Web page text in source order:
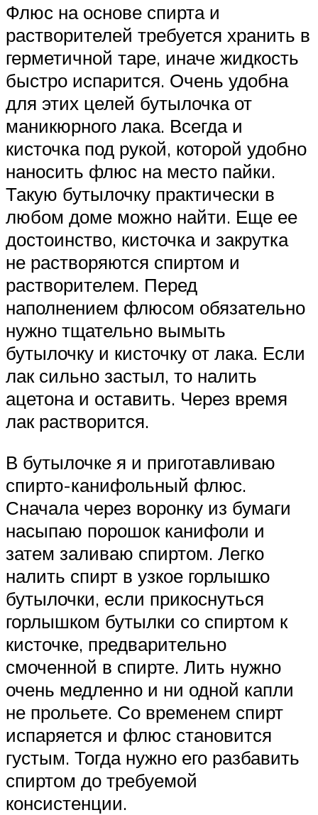
Флюс на основе спирта и
растворителей требуется хранить в
герметичной таре, иначе жидкость
быстро испарится. Очень удобна
для этих целей бутылочка от
маникюрного лака. Всегда и
кисточка под рукой, которой удобно
наносить флюс на место пайки.
Такую бутылочку практически в
любом доме можно найти. Еще ее
достоинство, кисточка и закрутка
не растворяются спиртом и
растворителем. Перед
наполнением флюсом обязательно
нужно тщательно вымыть
бутылочку и кисточку от лака. Если
лак сильно застыл, то налить
ацетона и оставить. Через время
лак растворится.
В бутылочке я и приготавливаю
спирто-канифольный флюс.
Сначала через воронку из бумаги
насыпаю порошок канифоли и
затем заливаю спиртом. Легко
налить спирт в узкое горлышко
бутылочки, если прикоснуться
горлышком бутылки со спиртом к
кисточке, предварительно
смоченной в спирте. Лить нужно
очень медленно и ни одной капли
не прольете. Со временем спирт
испаряется и флюс становится
густым. Тогда нужно его разбавить
спиртом до требуемой
консистенции.